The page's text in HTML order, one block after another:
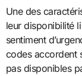
Une des
leur disponibilité
sentiment
codes accordent
pas disponibles